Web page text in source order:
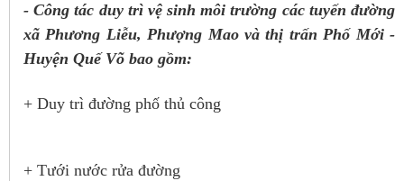
- Công tác duy trì vệ sinh môi trường các tuyến đường
xã Phương Liễu, Phượng Mao và thị trấn Phố Mới -
Huyện Quế Võ bao gồm:
+ Duy trì đường phố thủ công
+ Tưới nước rửa đường